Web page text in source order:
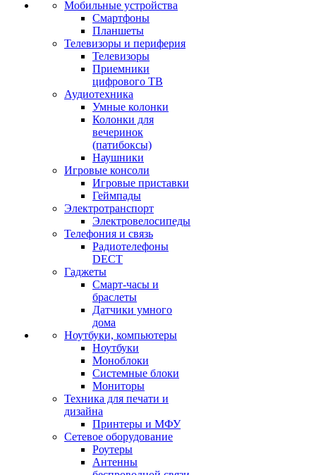
Мобильные устройства
Смартфоны
Планшеты
Телевизоры и периферия
Телевизоры
Приемники
цифрового ТВ
Аудиотехника
Умные колонки
Колонки для
вечеринок
(патибоксы)
Наушники
Игровые консоли
Игровые приставки
Геймпады
Электротранспорт
Электровелосипеды
Телефония и связь
Радиотелефоны
DECT
Гаджеты
Смарт-часы и
браслеты
Датчики умного
дома
Ноутбуки, компьютеры
Ноутбуки
Моноблоки
Системные блоки
Мониторы
Техника для печати и
дизайна
Принтеры и МФУ
Сетевое оборудование
Роутеры
Антенны